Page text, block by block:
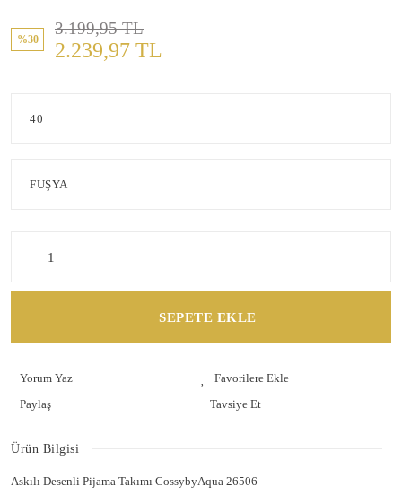
%30
3.199,95 TL
2.239,97 TL
SEPETE EKLE
Yorum Yaz
Paylaş
Tavsiye Et
Ürün Bilgisi
Askılı Desenli Pijama Takımı CossybyAqua 26506